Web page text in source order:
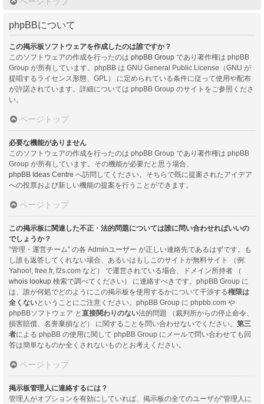
phpBBについて
この掲示板ソフトウェアを作成したのは誰ですか？
このソフトウェアの作成を行ったのは phpBB Group であり著作権は phpBB
Group が所有しています。phpBB は GNU General Public License（GNU が
提唱するライセンス形態、GPL） に定められている条件に従って使用や配布
が許諾されています。詳細については phpBB Group のサイトをご参照くださ
い。
ページトップ
必要な機能がありません
このソフトウェアの作成を行ったのは phpBB Group であり著作権は phpBB
Group が所有しています。その機能が必要だと思う場合、
phpBB Ideas Centre へ訪問してください。そちらで既に提案されたアイデア
への投票および新しい機能の提案を行うことができます。
ページトップ
この掲示板に関連した不正・法的問題については誰に問い合わせればいいの
でしょうか？
“管理・運営チーム” の各 Adminユーザー が正しい連絡先であるはずです。も
し誰も返答してくれない場合、あるいはもしこのサイトが無料サイト （例:
Yahoo!, free.fr, f2s.com など） で運営されている場合、ドメイン所持者 （
whois lookup 検索で調べてください） に連絡すべきです。phpBB Group に
は、誰が何処でどのようにこの掲示板を使用するかについて干渉する権限は
全くないということにご注意ください。phpBB Group に phpbb.com や
phpBBソフトウェア と 直接関わりのない法的問題 （裁判所からの停止命令、
損害賠償、名誉棄損など） に関することを問い合わせないでください。 第三
者による phpBB の使用に関して phpBB Group にメールで問い合わせても回
答は簡単なものか全くされないものとお考えください。
ページトップ
掲示板管理人に連絡するには？
管理人がオプションを有効にしていれば、掲示板の全てのユーザが“管理人に